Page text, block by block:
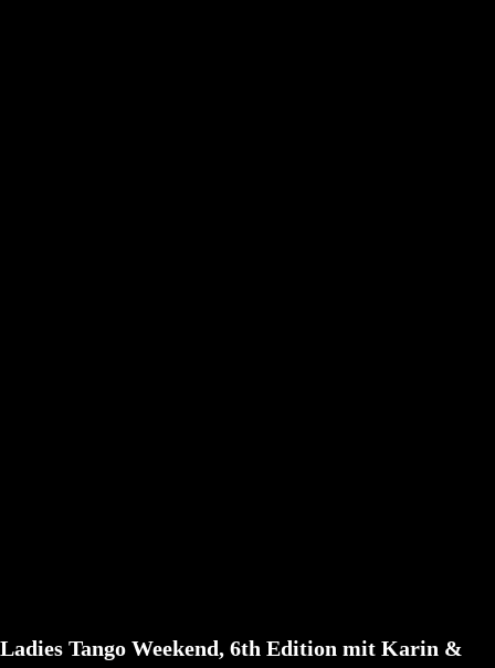
Ladies Tango Weekend, 6th Edition mit Karin &